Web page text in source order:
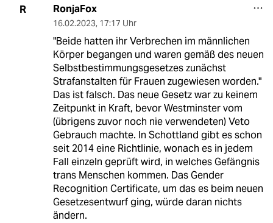
R RonjaFox
16.02.2023, 17:17 Uhr
"Beide hatten ihr Verbrechen im männlichen
Körper begangen und waren gemäß des neuen
Selbstbestimmungsgesetzes zunächst
Strafanstalten für Frauen zugewiesen worden."
Das ist falsch. Das neue Gesetz war zu keinem
Zeitpunkt in Kraft, bevor Westminster vom
(übrigens zuvor noch nie verwendeten) Veto
Gebrauch machte. In Schottland gibt es schon
seit 2014 eine Richtlinie, wonach es in jedem
Fall einzeln geprüft wird, in welches Gefängnis
trans Menschen kommen. Das Gender
Recognition Certificate, um das es beim neuen
Gesetzesentwurf ging, würde daran nichts
ändern.